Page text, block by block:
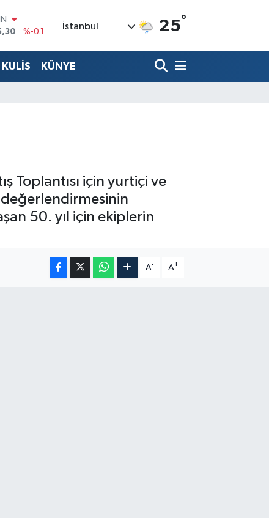
%0.18
%0.32
İstanbul 25°
KULİS KÜNYE
Toplantısı için yurtiçi ve
değerlendirmesinin
50. yıl için ekiplerin
A- A+